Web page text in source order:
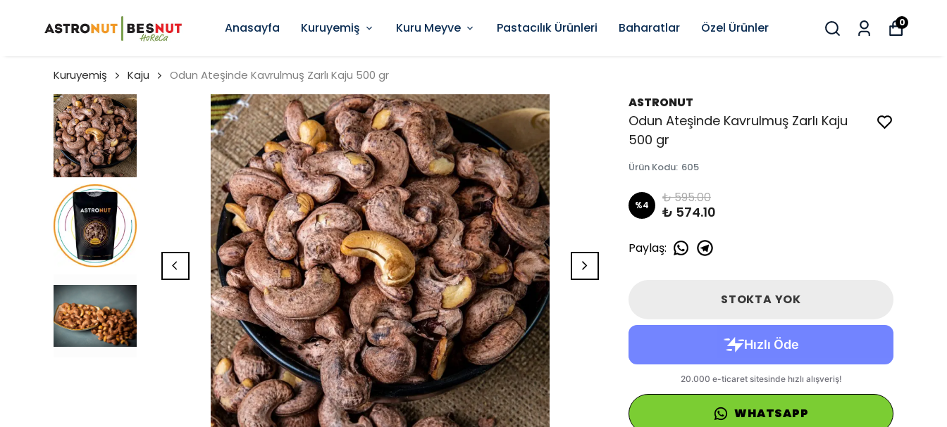
Anasayfa Kuruyemiş Kuru Meyve Pastacılık Ürünleri Baharatlar Özel Ürünler 0
Kuruyemiş Kaju Odun Ateşinde Kavrulmuş Zarlı Kaju 500 gr
ASTRONUT
Odun Ateşinde Kavrulmuş Zarlı Kaju
500 gr
Ürün Kodu: 605
%4 ₺ 595.00
₺ 574.10
Paylaş:
STOKTA YOK
WHATSAPP